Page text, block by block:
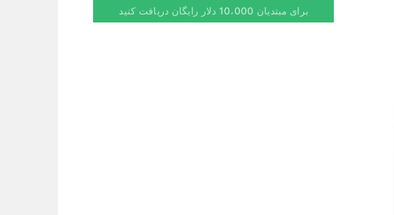
برای مبتدیان 10،000 دلار رایگان دریافت کنید